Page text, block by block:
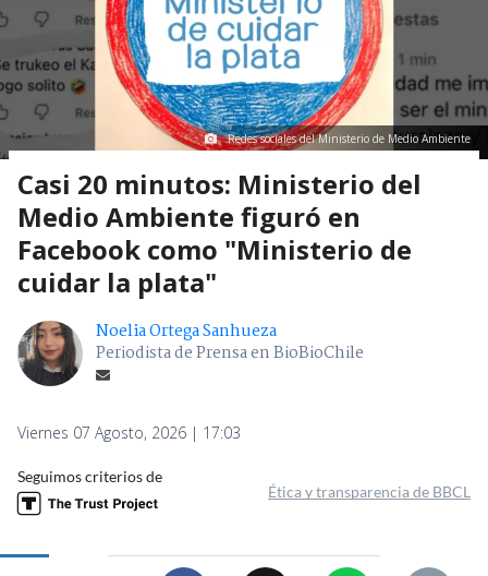
Redes sociales del Ministerio de Medio Ambiente
Casi 20 minutos: Ministerio del
Medio Ambiente figuró en
Facebook como "Ministerio de
cuidar la plata"
Noelia Ortega Sanhueza
Periodista de Prensa en BioBioChile
Viernes 07 Agosto, 2026 | 17:03
Seguimos criterios de
Ética y transparencia de BBCL